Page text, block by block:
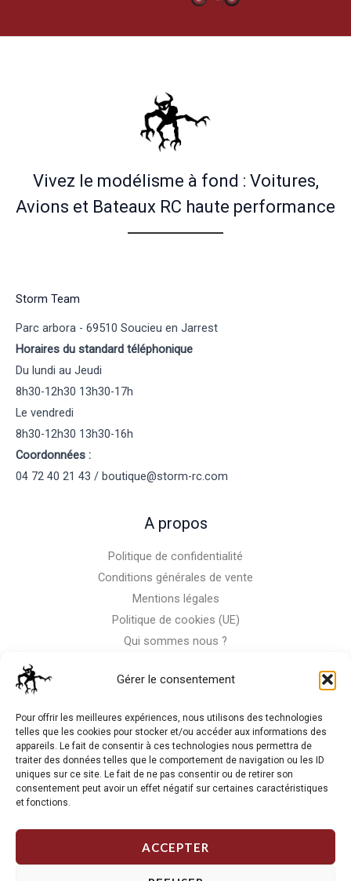
Gérer le consentement
Pour offrir les meilleures expériences, nous utilisons des technologies
telles que les cookies pour stocker et/ou accéder aux informations des
appareils. Le fait de consentir à ces technologies nous permettra de
traiter des données telles que le comportement de navigation ou les ID
uniques sur ce site. Le fait de ne pas consentir ou de retirer son
consentement peut avoir un effet négatif sur certaines caractéristiques
et fonctions.
ACCEPTER
Vivez le modélisme à fond : Voitures,
Avions et Bateaux RC haute performance
Storm Team
Parc arbora - 69510 Soucieu en Jarrest
Horaires du standard téléphonique
Du lundi au Jeudi
8h30-12h30 13h30-17h
Le vendredi
8h30-12h30 13h30-16h
Coordonnées :
04 72 40 21 43 / boutique@storm-rc.com
A propos
Politique de confidentialité
Conditions générales de vente
Mentions légales
Politique de cookies (UE)
Qui sommes nous ?
La RC n'est pas notre seule passion, venez visiter notre shop
de motos